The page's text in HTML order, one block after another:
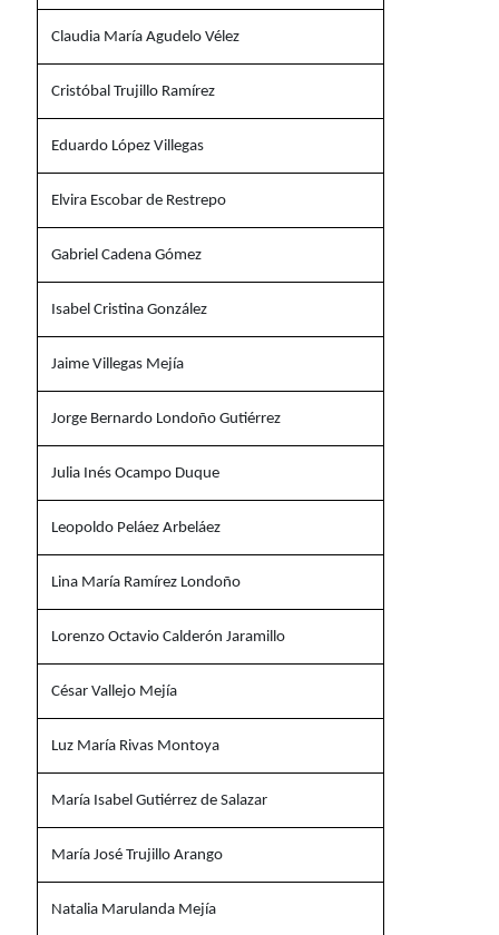
Claudia María Agudelo Vélez
Cristóbal Trujillo Ramírez
Eduardo López Villegas
Elvira Escobar de Restrepo
Gabriel Cadena Gómez
Isabel Cristina González
Jaime Villegas Mejía
Jorge Bernardo Londoño Gutiérrez
Julia Inés Ocampo Duque
Leopoldo Peláez Arbeláez
Lina María Ramírez Londoño
Lorenzo Octavio Calderón Jaramillo
César Vallejo Mejía
Luz María Rivas Montoya
María Isabel Gutiérrez de Salazar
María José Trujillo Arango
Natalia Marulanda Mejía